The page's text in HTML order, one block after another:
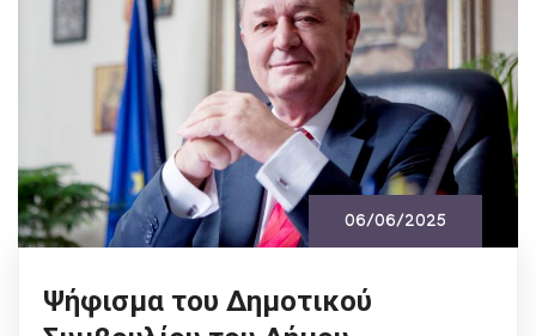
06/06/2025
Ψήφισμα του Δημοτικού